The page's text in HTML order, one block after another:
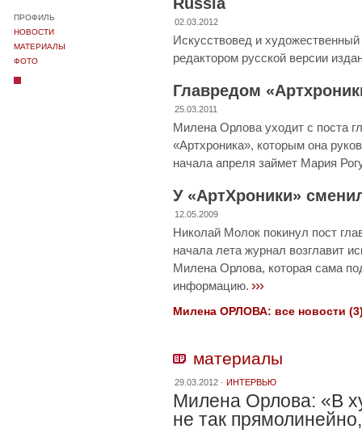
ПРОФИЛЬ
НОВОСТИ
МАТЕРИАЛЫ
ФОТО
02.03.2012
Искусствовед и
редактором русской версии
Главредом
25.03.2011
Милена Орлова уходит с поста
«Артхроника», которым она
начала апреля займет Мария
У «АртХроники»
12.05.2009
Николай Молок покинул пост
начала лета журнал возглавит
Милена Орлова, которая сама
информацию. ›››
Милена ОРЛОВА: все новости
материалы
29.03.2012 · ИНТЕРВЬЮ
Милена Орлова: «В
не так